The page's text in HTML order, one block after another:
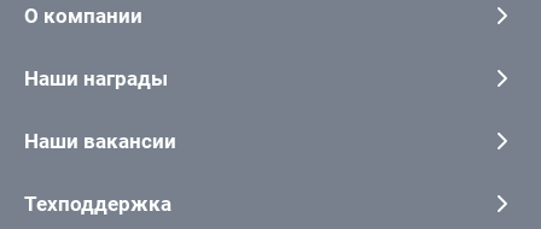
О компании
Наши награды
Наши вакансии
Техподдержка